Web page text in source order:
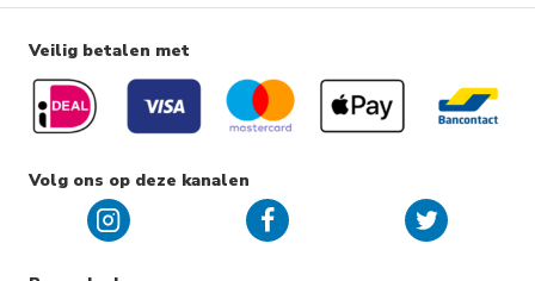
Veilig betalen met
Volg ons op deze kanalen